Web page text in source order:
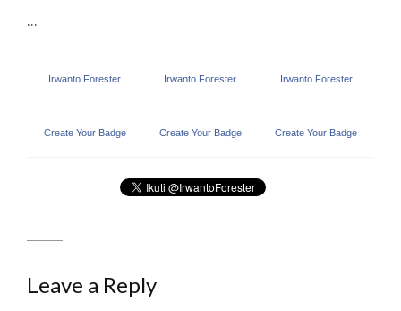
…
Irwanto Forester
Create Your Badge
Irwanto Forester
Create Your Badge
Irwanto Forester
Create Your Badge
Leave a Reply